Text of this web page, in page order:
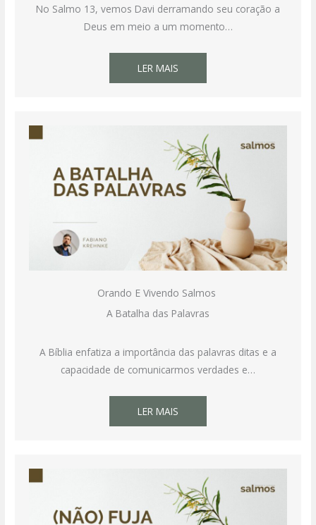
No Salmo 13, vemos Davi derramando seu coração a
Deus em meio a um momento…
LER MAIS
Orando E Vivendo Salmos
A Batalha das Palavras
A Bíblia enfatiza a importância das palavras ditas e a
capacidade de comunicarmos verdades e…
LER MAIS